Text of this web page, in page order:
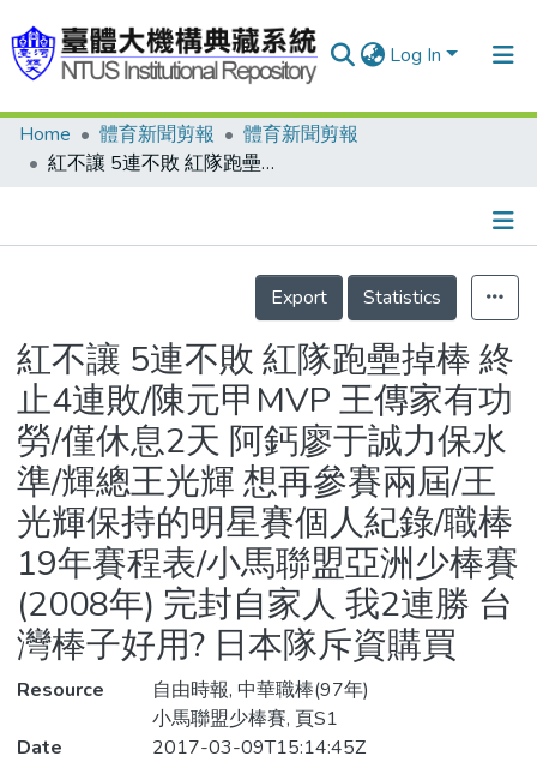
Log In
Communities & Collections
Statistics
Home 體育新聞剪報
體育新聞剪報
紅不讓 5連不敗 紅隊跑壘掉棒 終止4連敗/陳元甲MVP 王傳家有功勞/僅休息2天 阿鈣廖于誠力保水準/輝總王光輝 想再參賽兩屆/王光輝保持的明星賽個人紀錄/職棒19年賽程表/小馬聯盟亞洲少棒賽(2008年) 完封自家人 我2連勝 台灣棒子好用? 日本隊斥資購買
Details
Export
Statistics
紅不讓 5連不敗 紅隊跑壘掉棒 終
止4連敗/陳元甲MVP 王傳家有功
勞/僅休息2天 阿鈣廖于誠力保水
準/輝總王光輝 想再參賽兩屆/王
光輝保持的明星賽個人紀錄/職棒
19年賽程表/小馬聯盟亞洲少棒賽
(2008年) 完封自家人 我2連勝 台
灣棒子好用? 日本隊斥資購買
Resource
自由時報, 中華職棒(97年)
小馬聯盟少棒賽, 頁S1
Date
2017-03-09T15:14:45Z